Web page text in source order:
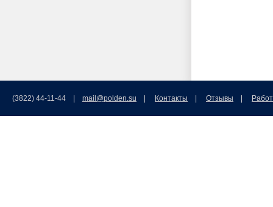
(3822) 44-11-44 | mail@polden.su Контакты Отзывы